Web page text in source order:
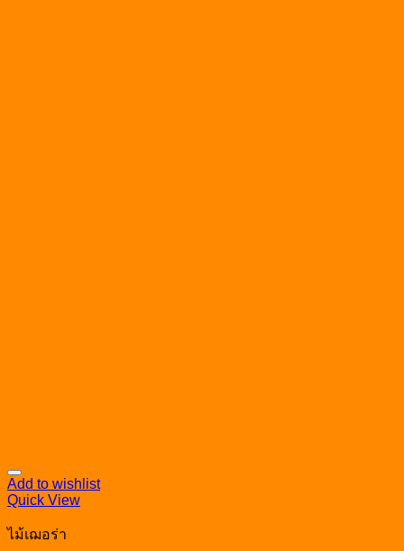
Add to wishlist
Quick View
ไม้เฌอร่า